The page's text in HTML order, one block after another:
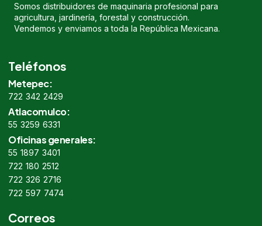
Somos distribuidores de maquinaria profesional para
agricultura, jardinería, forestal y construcción.
Vendemos y enviamos a toda la República Mexicana.
Teléfonos
Metepec:
722 342 2429
Atlacomulco:
55 3259 6331
Oficinas generales:
55 1897 3401
722 180 2512
722 326 2716
722 597 7474
Correos